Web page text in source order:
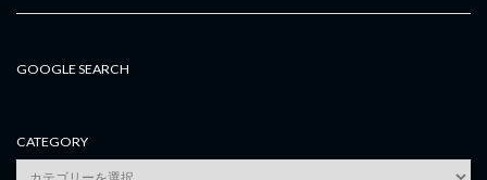
GOOGLE SEARCH
CATEGORY
category